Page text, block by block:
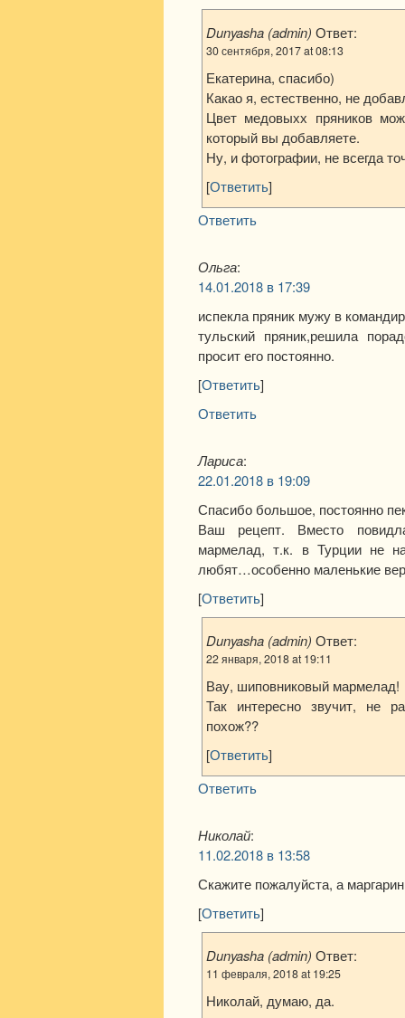
Dunyasha (admin) Ответ:
30 сентября, 2017 at 08:13
Екатерина, спасибо)
Какао я, естественно, не
Цвет медовыхх пряников
который вы добавляете.
Ну, и фотографии, не всегда
[Ответить]
Ответить
Ольга:
14.01.2018 в 17:39
испекла пряник мужу в
тульский пряник,решила
просит его постоянно.
[Ответить]
Ответить
Лариса:
22.01.2018 в 19:09
Спасибо большое, постоянно
Ваш рецепт. Вместо
мармелад, т.к. в Турции не
любят…особенно маленькие
[Ответить]
Dunyasha (admin) Ответ:
22 января, 2018 at 19:11
Вау, шиповниковый мармелад!
Так интересно звучит, не
похож??
[Ответить]
Ответить
Николай:
11.02.2018 в 13:58
Скажите пожалуйста, а
[Ответить]
Dunyasha (admin) Ответ:
11 февраля, 2018 at 19:25
Николай, думаю, да.